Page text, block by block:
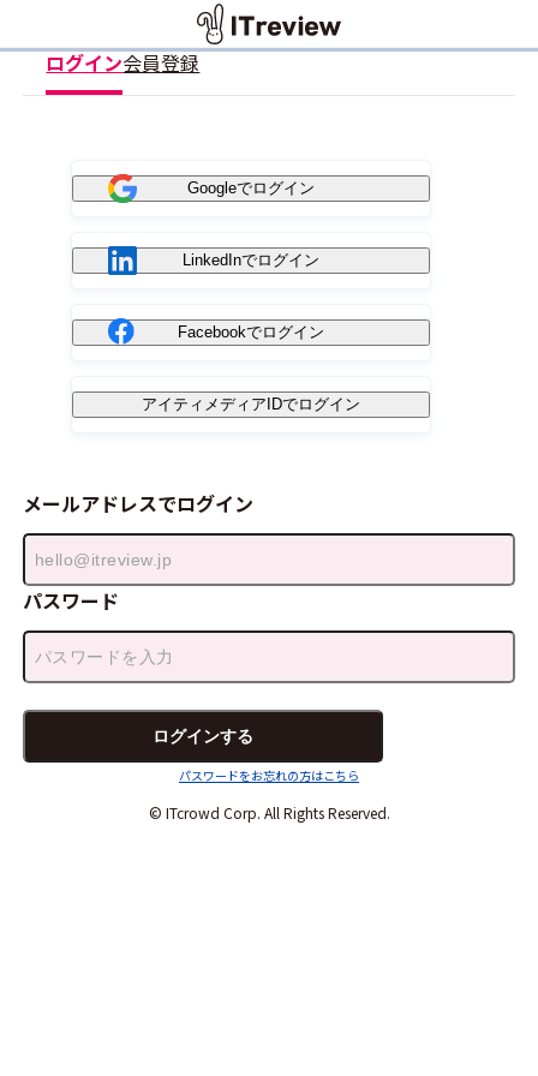
ログイン会員登録
Googleでログイン
LinkedInでログイン
Facebookでログイン
アイティメディアIDでログイン
メールアドレスでログイン
パスワード
パスワードをお忘れの方はこちら
© ITcrowd Corp. All Rights Reserved.